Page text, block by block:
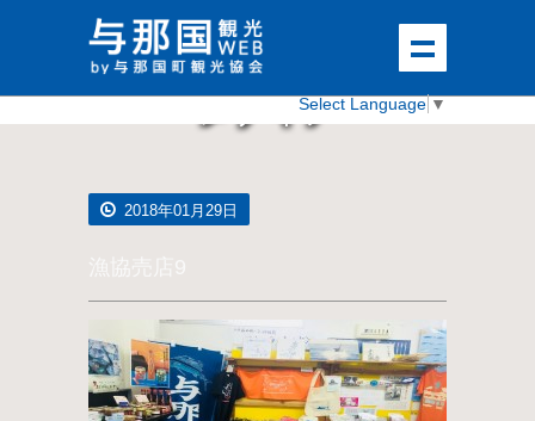
Select Language ▼
メディア
2018年01月29日